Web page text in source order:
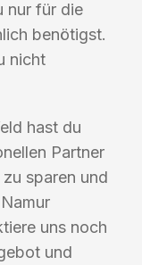
nur für die
benötigst.
nicht
hast du
Partner
sparen und
uns noch
und